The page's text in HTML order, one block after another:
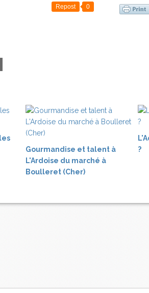
Repost 0
Gourmandise et talent à
L'Ardoise du marché à
Boulleret (Cher)
?